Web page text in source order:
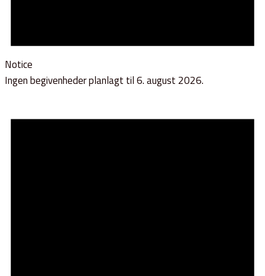
Notice
Ingen begivenheder planlagt til 6. august 2026.